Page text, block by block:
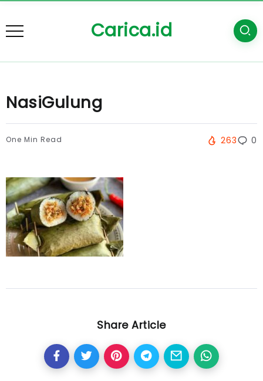
Carica.id
NasiGulung
One Min Read 263 0
Share Article